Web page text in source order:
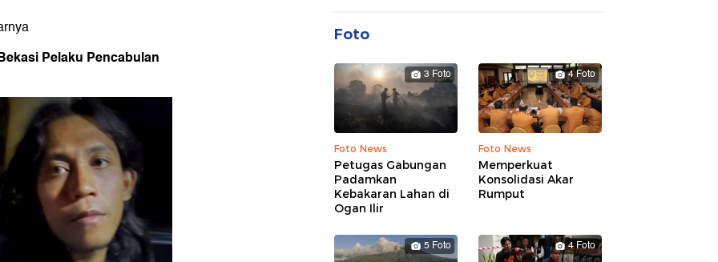
Pelaku Pencabulan
Foto
3 Foto
Foto News
Petugas Gabungan
Padamkan
Kebakaran Lahan di
Ogan Ilir
4 Foto
Foto News
Memperkuat
Konsolidasi Akar
Rumput
5 Foto 4 Foto